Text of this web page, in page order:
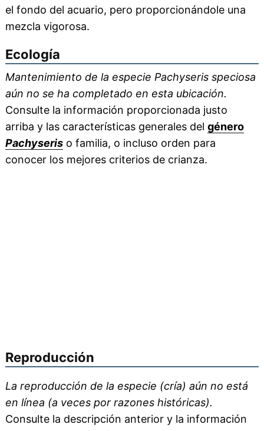
el fondo del acuario, pero proporcionándole una
mezcla vigorosa.
Ecología
Mantenimiento de la especie Pachyseris speciosa
aún no se ha completado en esta ubicación.
Consulte la información proporcionada justo
arriba y las características generales del género
Pachyseriso familia, o incluso orden para
conocer los mejores criterios de crianza.
Reproducción
La reproducción de la especie (cría) aún no está
en línea (a veces por razones históricas).
Consulte la descripción anterior y la información